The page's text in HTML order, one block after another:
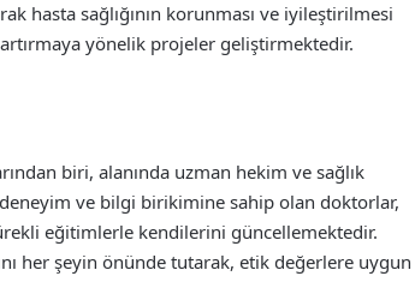
hasta sağlığının korunması ve iyileştirilmesi
yönelik projeler geliştirmektedir.
biri, alanında uzman hekim ve sağlık
ve bilgi birikimine sahip olan doktorlar,
eğitimlerle kendilerini güncellemektedir.
her şeyin önünde tutarak, etik değerlere uygun